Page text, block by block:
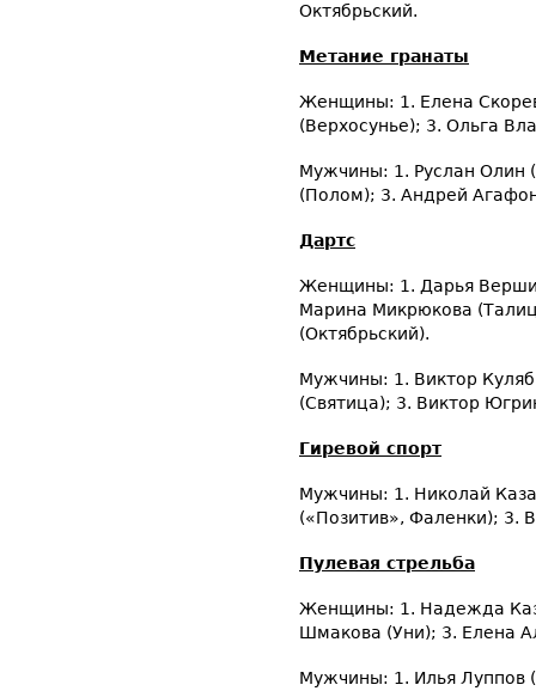
Октябрьский.
Метание гранаты
Женщины: 1. Елена
(Верхосунье); 3. Ольга
Мужчины: 1. Руслан Олин
(Полом); 3. Андрей
Дартс
Женщины: 1. Дарья
Марина Микрюкова
(Октябрьский).
Мужчины: 1. Виктор
(Святица); 3. Виктор
Гиревой спорт
Мужчины: 1. Николай
(«Позитив», Фаленки); 3.
Пулевая стрельба
Женщины: 1. Надежда
Шмакова (Уни); 3. Елена
Мужчины: 1. Илья Луппов